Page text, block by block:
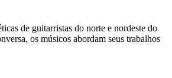
de guitarristas do norte e nordeste do
os músicos abordam seus trabalhos